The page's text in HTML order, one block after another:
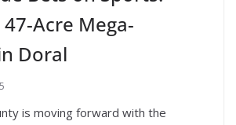
Acre Mega-
Doral
is moving forward with the